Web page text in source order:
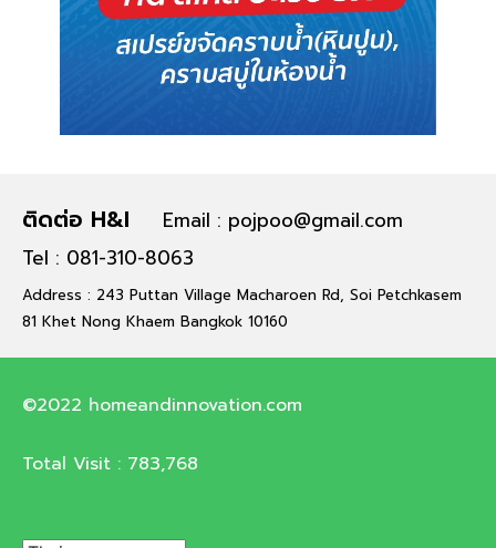
ติดต่อ H&I
Email : pojpoo@gmail.com
Tel : 081-310-8063
Address : 243 Puttan Village Macharoen Rd, Soi Petchkasem
81 Khet Nong Khaem Bangkok 10160
©2022 homeandinnovation.com
Total Visit : 783,768